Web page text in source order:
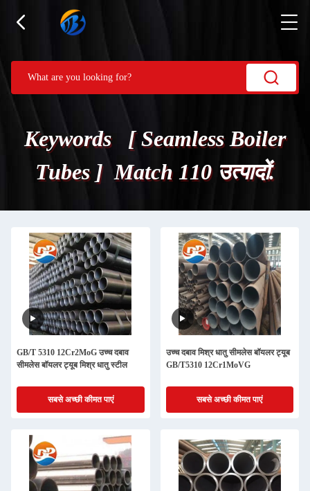
Keywords [ Seamless Boiler
Tubes ] Match 110 उत्पादों.
GB/T 5310 12Cr2MoG उच्च दबाव
सीमलेस बॉयलर ट्यूब मिश्र धातु स्टील
सबसे अच्छी कीमत पाएं
उच्च दबाव मिश्र धातु सीमलेस बॉयलर ट्यूब
GB/T5310 12Cr1MoVG
सबसे अच्छी कीमत पाएं